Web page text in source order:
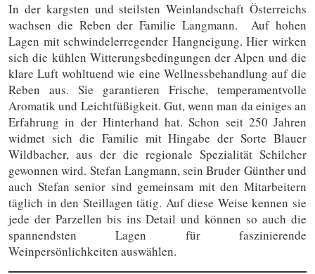
In der kargsten und steilsten Weinlandschaft Österreichs
wachsen die Reben der Familie Langmann. Auf hohen
Lagen mit schwindelerregender Hangneigung. Hier wirken
sich die kühlen Witterungsbedingungen der Alpen und die
klare Luft wohltuend wie eine Wellnessbehandlung auf die
Reben aus. Sie garantieren Frische, temperamentvolle
Aromatik und Leichtfüßigkeit. Gut, wenn man da einiges an
Erfahrung in der Hinterhand hat. Schon seit 250 Jahren
widmet sich die Familie mit Hingabe der Sorte Blauer
Wildbacher, aus der die regionale Spezialität Schilcher
gewonnen wird. Stefan Langmann, sein Bruder Günther und
auch Stefan senior sind gemeinsam mit den Mitarbeitern
täglich in den Steillagen tätig. Auf diese Weise kennen sie
jede der Parzellen bis ins Detail und können so auch die
spannendsten Lagen für faszinierende
Weinpersönlichkeiten auswählen.